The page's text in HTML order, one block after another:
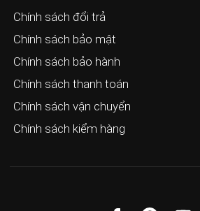
Chính sách đổi trả
Chính sách bảo mật
Chính sách bảo hành
Chính sách thanh toán
Chính sách vận chuyển
Chính sách kiểm hàng